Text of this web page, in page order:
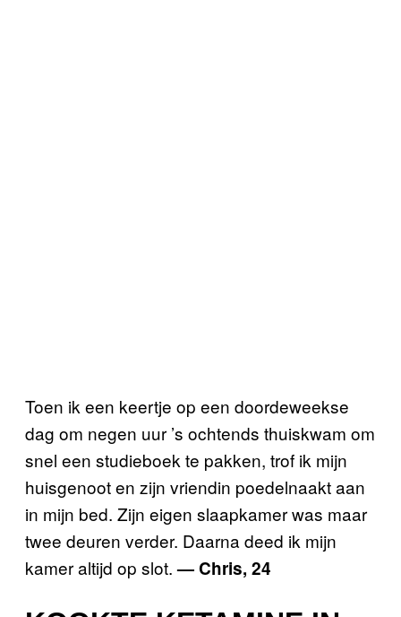
Toen ik een keertje op een doordeweekse
dag om negen uur ’s ochtends thuiskwam om
snel een studieboek te pakken, trof ik mijn
huisgenoot en zijn vriendin poedelnaakt aan
in mijn bed. Zijn eigen slaapkamer was maar
twee deuren verder. Daarna deed ik mijn
kamer altijd op slot.— Chris, 24